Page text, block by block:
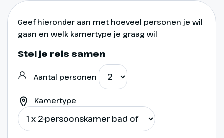
boeken. Prijs ca. € 25,-
p.p.
Geef hieronder aan met hoeveel personen je wil
gaan en welk kamertype je graag wil
Stel je reis samen
Aantal personen
Kamertype